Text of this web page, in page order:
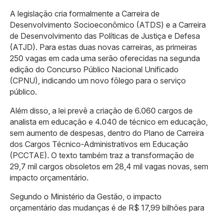
A legislação cria formalmente a Carreira de
Desenvolvimento Socioeconômico (ATDS) e a Carreira
de Desenvolvimento das Políticas de Justiça e Defesa
(ATJD). Para estas duas novas carreiras, as primeiras
250 vagas em cada uma serão oferecidas na segunda
edição do Concurso Público Nacional Unificado
(CPNU), indicando um novo fôlego para o serviço
público.
Além disso, a lei prevê a criação de 6.060 cargos de
analista em educação e 4.040 de técnico em educação,
sem aumento de despesas, dentro do Plano de Carreira
dos Cargos Técnico-Administrativos em Educação
(PCCTAE). O texto também traz a transformação de
29,7 mil cargos obsoletos em 28,4 mil vagas novas, sem
impacto orçamentário.
Segundo o Ministério da Gestão, o impacto
orçamentário das mudanças é de R$ 17,99 bilhões para